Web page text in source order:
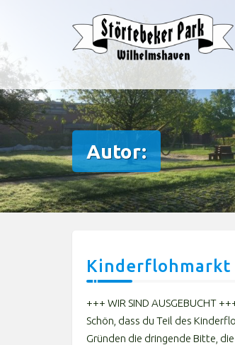
springen
Autor:
Kinderflohmarkt
+++ WIR SIND AUSGEBUCHT
Schön, dass du Teil des
Gründen die dringende Bitte,